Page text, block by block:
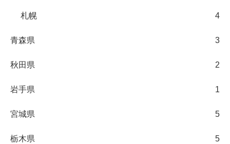
札幌 4
青森県 3
秋田県 2
岩手県 1
宮城県 5
栃木県 5